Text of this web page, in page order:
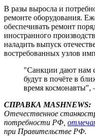
В разы выросла и
ремонте оборудования.
обеспечивать ремонт
иностранного
наладить выпуск
востребованных узлов
"Санкции дают нам
будут в почёте в
время космонавты",
СПРАВКА MASHNEWS:
Отечественное
потребности РФ,
при Правительстве РФ.